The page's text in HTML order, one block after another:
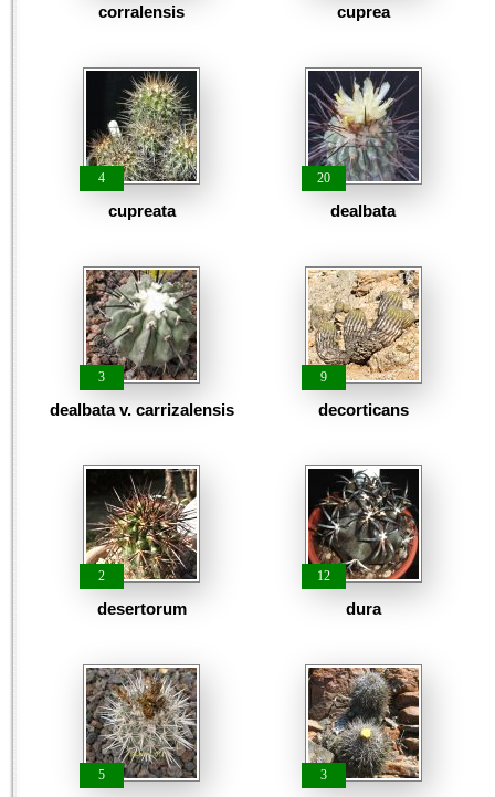
corralensis cuprea
4
cupreata
20
dealbata
3
dealbata v. carrizalensis
9
decorticans
2
desertorum
12
dura
5 3